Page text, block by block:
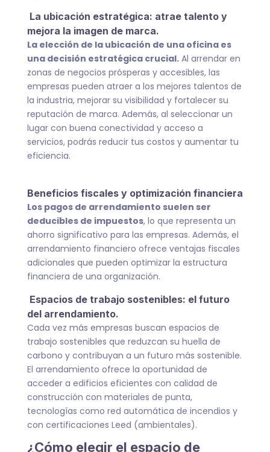
La ubicación estratégica: atrae talento y
mejora la imagen de marca.
La elección de la ubicación de una oficina es
una decisión estratégica crucial.Al arrendar en
zonas de negocios prósperas y accesibles, las
empresas pueden atraer a los mejores talentos de
la industria, mejorar su visibilidad y fortalecer su
reputación de marca. Además, al seleccionar un
lugar con buena conectividad y acceso a
servicios, podrás reducir tus costos y aumentar tu
eficiencia.
Beneficios fiscales y optimización financiera
Los pagos de arrendamiento suelen ser
deducibles de impuestos, lo que representa un
ahorro significativo para las empresas. Además, el
arrendamiento financiero ofrece ventajas fiscales
adicionales que pueden optimizar la estructura
financiera de una organización.
Espacios de trabajo sostenibles: el futuro
del arrendamiento.
Cada vez más empresas buscan espacios de
trabajo sostenibles que reduzcan su huella de
carbono y contribuyan a un futuro más sostenible.
El arrendamiento ofrece la oportunidad de
acceder a edificios eficientes con calidad de
construcción con materiales de punta,
tecnologías como red automática de incendios y
con certificaciones Leed (ambientales).
¿Cómo elegir el espacio de